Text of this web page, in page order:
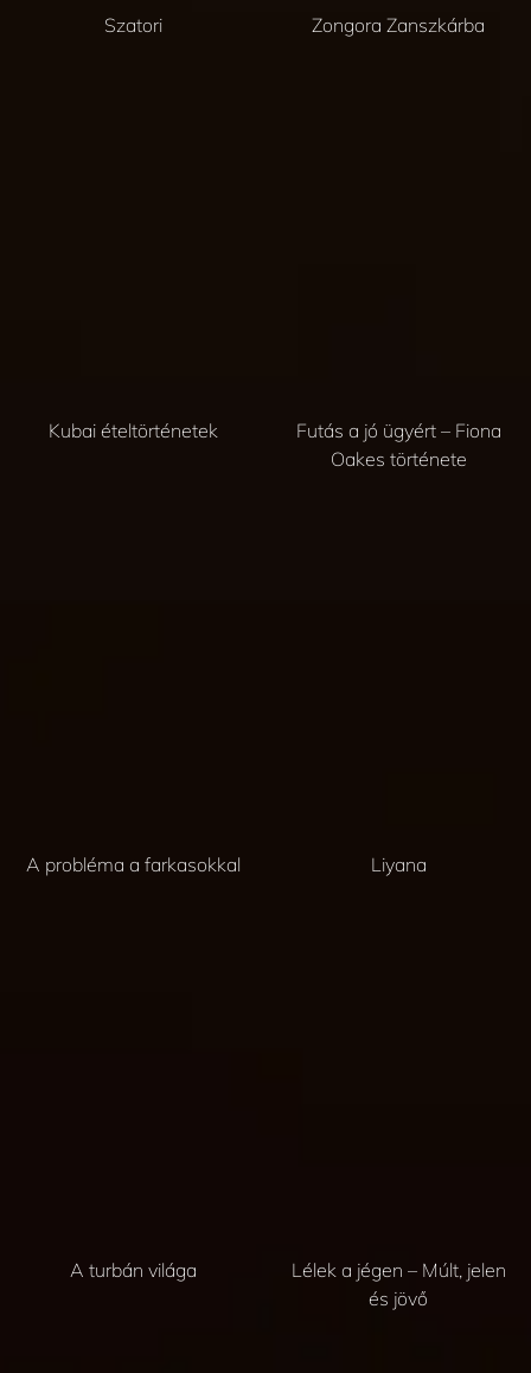
Szatori Zongora Zanszkárba
Kubai ételtörténetek
Futás a jó ügyért – Fiona
Oakes története
A probléma a farkasokkal Liyana
A turbán világa
Lélek a jégen – Múlt, jelen
és jövő